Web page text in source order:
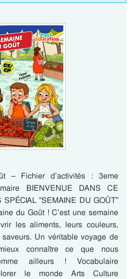
– Fichier d’activités : 3eme
BIENVENUE DANS CE
SPÉCIAL “SEMAINE DU GOÛT”
du Goût ! C’est une semaine
les aliments, leurs couleurs,
Un véritable voyage de
connaître ce que nous
ailleurs ! Vocabulaire
le monde Arts Culture